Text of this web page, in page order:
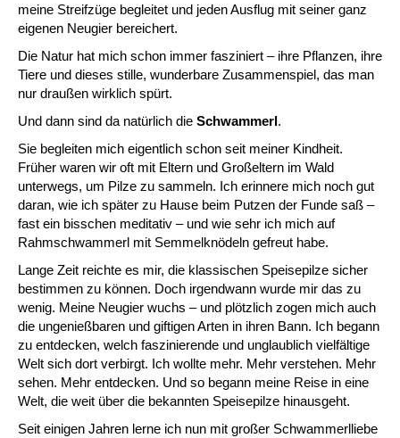
meine Streifzüge begleitet und jeden Ausflug mit seiner ganz
eigenen Neugier bereichert.
Die Natur hat mich schon immer fasziniert – ihre Pflanzen, ihre
Tiere und dieses stille, wunderbare Zusammenspiel, das man
nur draußen wirklich spürt.
Und dann sind da natürlich die Schwammerl.
Sie begleiten mich eigentlich schon seit meiner Kindheit.
Früher waren wir oft mit Eltern und Großeltern im Wald
unterwegs, um Pilze zu sammeln. Ich erinnere mich noch gut
daran, wie ich später zu Hause beim Putzen der Funde saß –
fast ein bisschen meditativ – und wie sehr ich mich auf
Rahmschwammerl mit Semmelknödeln gefreut habe.
Lange Zeit reichte es mir, die klassischen Speisepilze sicher
bestimmen zu können. Doch irgendwann wurde mir das zu
wenig. Meine Neugier wuchs – und plötzlich zogen mich auch
die ungenießbaren und giftigen Arten in ihren Bann. Ich begann
zu entdecken, welch faszinierende und unglaublich vielfältige
Welt sich dort verbirgt. Ich wollte mehr. Mehr verstehen. Mehr
sehen. Mehr entdecken. Und so begann meine Reise in eine
Welt, die weit über die bekannten Speisepilze hinausgeht.
Seit einigen Jahren lerne ich nun mit großer Schwammerlliebe